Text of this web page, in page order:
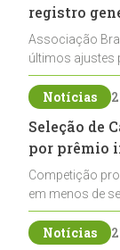
registro
Associação
últimos ajustes
de registros,
pecuária
Notícias
Seleção de
por prêmio
Competição
em menos de
cabanhas na
ao laço
Notícias